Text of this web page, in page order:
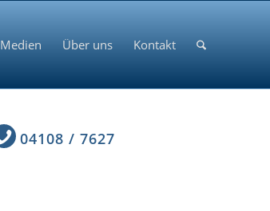
Medien Über uns Kontakt
04108 / 7627